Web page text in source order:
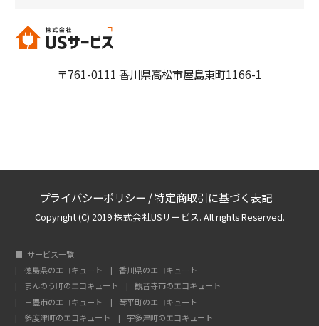
〒761-0111 香川県高松市屋島東町1166-1
プライバシーポリシー /特定商取引に基づく表記
Copyright (C) 2019 株式会社USサービス. All rights Reserved.
サービス一覧
徳島県のエコキュート
香川県のエコキュート
まんのう町のエコキュート
観音寺市のエコキュート
三豊市のエコキュート
琴平町のエコキュート
多度津町のエコキュート
宇多津町のエコキュート